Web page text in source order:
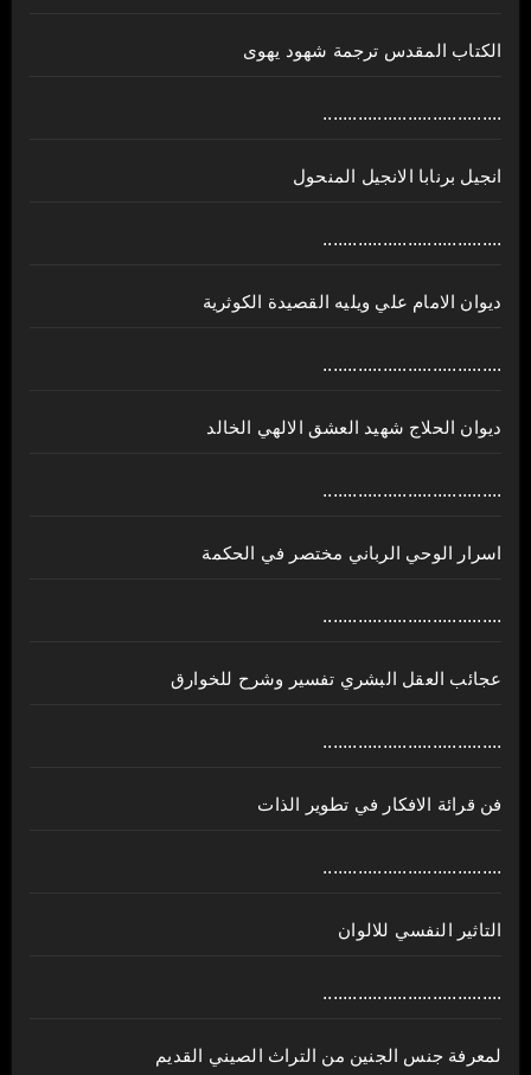
الكتاب المقدس ترجمة شهود يهوى
....................................
انجيل برنابا الانجيل المنحول
....................................
ديوان الامام علي ويليه القصيدة الكوثرية
....................................
ديوان الحلاج شهيد العشق الالهي الخالد
....................................
اسرار الوحي الرباني مختصر في الحكمة
....................................
عجائب العقل البشري تفسير وشرح للخوارق
....................................
فن قرائة الافكار في تطوير الذات
....................................
التاثير النفسي للالوان
....................................
لمعرفة جنس الجنين من التراث الصيني القديم